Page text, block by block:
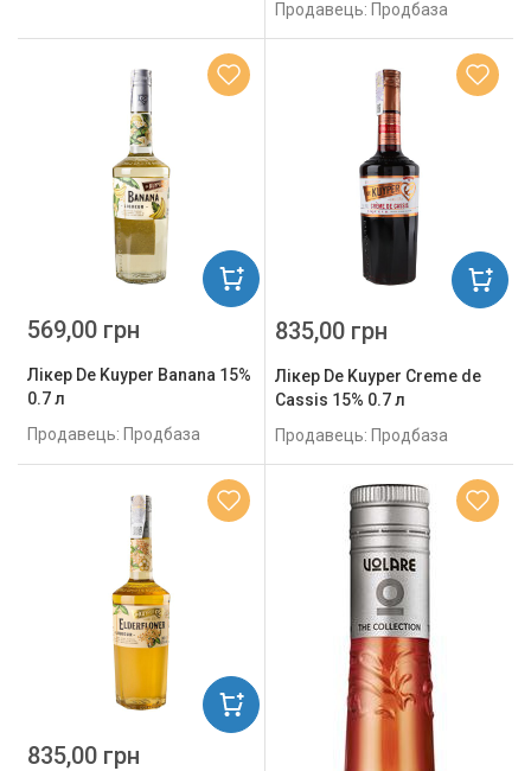
Продавець: Продбаза
Лікер De Kuyper Banana 15%
0.7 л
Продавець: Продбаза
569,00 грн
Лікер De Kuyper Creme de
Cassis 15% 0.7 л
Продавець: Продбаза
835,00 грн
835,00 грн